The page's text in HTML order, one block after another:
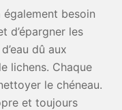
besoin
d’épargner les
dû aux
lichens. Chaque
le chéneau.
et toujours